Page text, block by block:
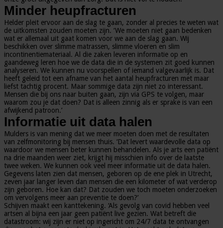
Minder heupfracturen
Helder pleit ervoor aan de slag te gaan, zonder al precies te weten wat
de uitkomsten zouden moeten zijn. ‘We moeten niet gaan bedenken
wat er allemaal uit gaat komen voor we aan de slag gaan. Wij
beschikken over slimme matrassen, slimme vloeren en slim
incontinentiemateriaal. Al die zaken leveren informatie op en
gaandeweg leren hoe we de data die in de systemen zit goed kunnen
analyseren. We kunnen nu voorspellen of iemand valgevaarlijk is. Dat
heeft geleid tot een afname van het aantal heupfracturen met maar
liefst tachtig procent. Maar sommige data zijn niet zo interessant.
Mensen die bij ons naar buiten gaan, zijn via GPS te volgen, maar
waarom zou je dat doen? Dat is alleen zinnig als er sprake is van een
afwijkend patroon.’
Informatie uit data halen
Mulders is van mening dat we meer moeten doen met de resultaten
van zelfmonitoring bij mensen thuis. ‘Dat levert waardevolle data op
waardoor we mensen beter kunnen behandelen. Als je arts een patiënt
na drie maanden weer ziet, krijgt hij misschien info over de laatste
twee weken. We kunnen ook veel meer informatie uit de data halen.
Gegevens laten zien dat mensen, geboren op de ene plek in Utrecht,
zeven jaar langer leven dan mensen die een kilometer of wat verderop
zijn geboren. Hoe kan dat? Dat zouden we toch moeten onderzoeken
om vervolgens meer aan preventie te doen?’
Schijven maakt een kanttekening. ‘Als gevolg van covid hebben veel
artsen al bijna een jaar geen patiënt live gezien. Wat betreft die
datastroom: wij zijn er niet op ingericht om 24/7 data te ontvangen